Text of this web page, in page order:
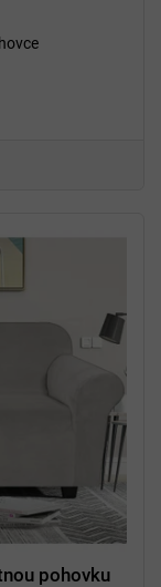
pohovku